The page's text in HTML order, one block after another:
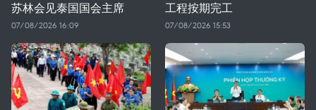
苏林会见泰国国会主席
07/08/2026 16:09
工程按期完工
07/08/2026 15:53